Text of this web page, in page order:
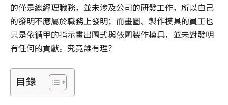
的僅是總經理職務，並未涉及公司的研發工作，所以自己
的發明不應屬於職務上發明；而畫圖、製作模具的員工也
只是依循甲的指示畫出圖式與依圖製作模具，並未對發明
有任何的貢獻。究竟誰有理？
目錄